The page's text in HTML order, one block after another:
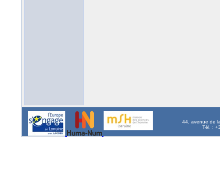
44, avenue de
Tél. :